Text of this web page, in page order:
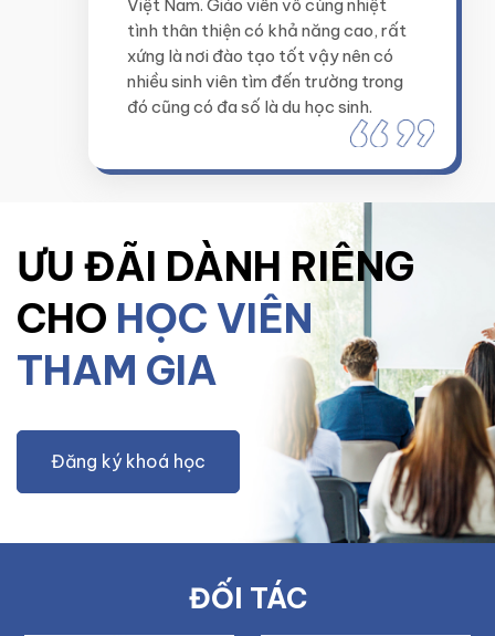
Việt Nam. Giáo viên vô cùng nhiệt
tình thân thiện có khả năng cao, rất
xứng là nơi đào tạo tốt vậy nên có
nhiều sinh viên tìm đến trường trong
đó cũng có đa số là du học sinh.
ƯU ĐÃI DÀNH RIÊNG
CHO HỌC VIÊN
THAM GIA
Đăng ký khoá học
ĐỐI TÁC